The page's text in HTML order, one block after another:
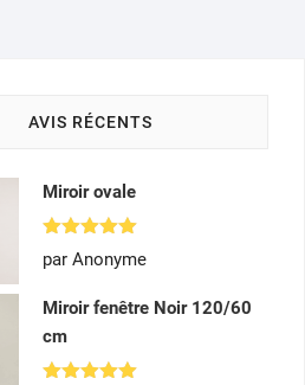
AVIS RÉCENTS
Miroir ovale
Note
sur 5
par Anonyme
Miroir fenêtre Noir 120/60
cm